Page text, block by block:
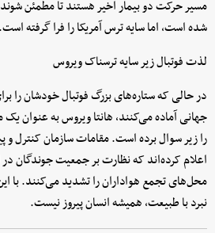
مسیر حرکت دو بیمار اخیر هستند تا مطمئن شوند
شده است، اما سایه ترس آمریکا را فرا گرفته است.
لذت فوتبال زیر سایه ترسناک ویروس
در حالی که ستاره‌های بزرگ فوتبال خودشان را
جهانی آماده می‌کنند، هانتا ویروس به عنوان یک
اعلام کرده‌اند که نظارت بر جمعیت جوندگان در
محل‌های تجمع هواداران را تشدید می‌کنند. با
نبرد با طبیعت، همیشه انسان پیروز نیست.